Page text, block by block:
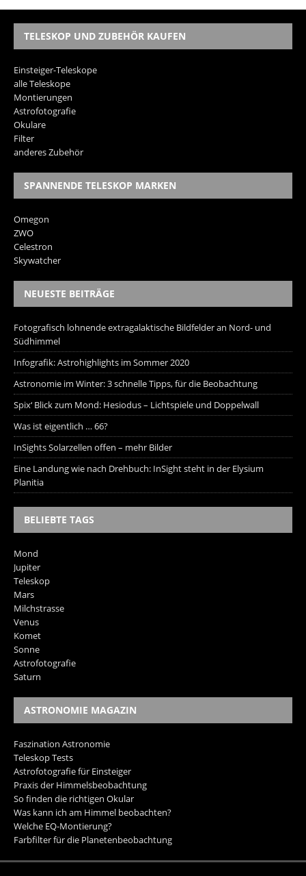
TELESKOP UND ZUBEHÖR KAUFEN
Einsteiger-Teleskope
alle Teleskope
Montierungen
Astrofotografie
Okulare
Filter
anderes Zubehör
SPANNENDE TELESKOP MARKEN
Omegon
ZWO
Celestron
Skywatcher
NEUESTE BEITRÄGE
Fotografisch lohnende extragalaktische Bildfelder an Nord- und
Südhimmel
Infografik: Astrohighlights im Sommer 2020
Astronomie im Winter: 3 schnelle Tipps, für die Beobachtung
Spix‘ Blick zum Mond: Hesiodus – Lichtspiele und Doppelwall
Was ist eigentlich … 66?
InSights Solarzellen offen – mehr Bilder
Eine Landung wie nach Drehbuch: InSight steht in der Elysium
Planitia
BELIEBTE TAGS
Mond
Jupiter
Teleskop
Mars
Milchstrasse
Venus
Komet
Sonne
Astrofotografie
Saturn
ASTRONOMIE MAGAZIN
Faszination Astronomie
Teleskop Tests
Astrofotografie für Einsteiger
Praxis der Himmelsbeobachtung
So finden die richtigen Okular
Was kann ich am Himmel beobachten?
Welche EQ-Montierung?
Farbfilter für die Planetenbeobachtung